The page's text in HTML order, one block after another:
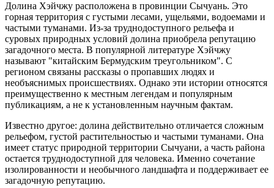
Долина Хэйчжу расположена в провинции Сычуань. Это
горная территория с густыми лесами, ущельями, водоемами и
частыми туманами. Из-за труднодоступного рельефа и
суровых природных условий долина приобрела репутацию
загадочного места. В популярной литературе Хэйчжу
называют "китайским Бермудским треугольником". С
регионом связаны рассказы о пропавших людях и
необъяснимых происшествиях. Однако эти истории относятся
преимущественно к местным легендам и популярным
публикациям, а не к установленным научным фактам.
Известно другое: долина действительно отличается сложным
рельефом, густой растительностью и частыми туманами. Она
имеет статус природной территории Сычуани, а часть района
остается труднодоступной для человека. Именно сочетание
изолированности и необычного ландшафта и поддерживает ее
загадочную репутацию.